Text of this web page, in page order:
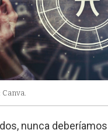
Canva.
nunca